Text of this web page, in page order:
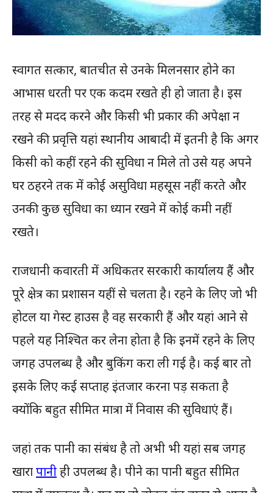
स्वागत सत्कार, बातचीत से उनके मिलनसार होने का
आभास धरती पर एक कदम रखते ही हो जाता है। इस
तरह से मदद करने और किसी भी प्रकार की अपेक्षा न
रखने की प्रवृत्ति यहां स्थानीय आबादी में इतनी है कि अगर
किसी को कहीं रहने की सुविधा न मिले तो उसे यह अपने
घर ठहरने तक में कोई असुविधा महसूस नहीं करते और
उनकी कुछ सुविधा का ध्यान रखने में कोई कमी नहीं
रखते।
राजधानी कवारती में अधिकतर सरकारी कार्यालय हैं और
पूरे क्षेत्र का प्रशासन यहीं से चलता है। रहने के लिए जो भी
होटल या गेस्ट हाउस है वह सरकारी हैं और यहां आने से
पहले यह निश्चित कर लेना होता है कि इनमें रहने के लिए
जगह उपलब्ध है और बुकिंग करा ली गई है। कई बार तो
इसके लिए कई सप्ताह इंतजार करना पड़ सकता है
क्योंकि बहुत सीमित मात्रा में निवास की सुविधाएं हैं।
जहां तक पानी का संबंध है तो अभी भी यहां सब जगह
खारापानीही उपलब्ध है। पीने का पानी बहुत सीमित